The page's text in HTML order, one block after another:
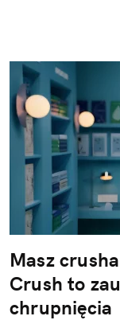
Masz
Crush to
chrupnięcia